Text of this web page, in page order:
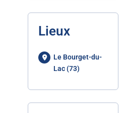
Lieux
Le Bourget-du-
Lac (73)